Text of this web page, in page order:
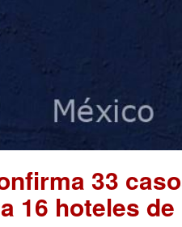
33
16 hoteles